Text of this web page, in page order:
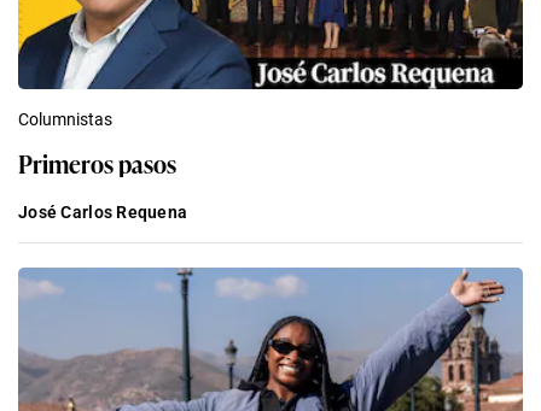
Columnistas
Primeros pasos
José Carlos Requena